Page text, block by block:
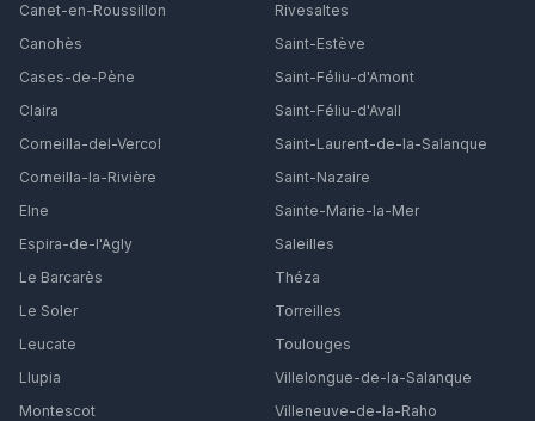
Canet-en-Roussillon
Canohès
Cases-de-Pène
Claira
Corneilla-del-Vercol
Corneilla-la-Rivière
Elne
Espira-de-l'Agly
Le Barcarès
Le Soler
Leucate
Llupia
Montescot
Rivesaltes
Saint-Estève
Saint-Féliu-d'Amont
Saint-Féliu-d'Avall
Saint-Laurent-de-la-Salanque
Saint-Nazaire
Sainte-Marie-la-Mer
Saleilles
Théza
Torreilles
Toulouges
Villelongue-de-la-Salanque
Villeneuve-de-la-Raho